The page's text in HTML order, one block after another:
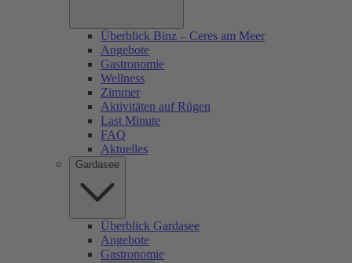
Überblick Binz – Ceres am Meer
Angebote
Gastronomie
Wellness
Zimmer
Aktivitäten auf Rügen
Last Minute
FAQ
Aktuelles
Gardasee
Überblick Gardasee
Angebote
Gastronomie